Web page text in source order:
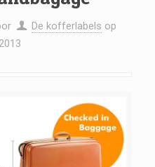
De kofferlabels op